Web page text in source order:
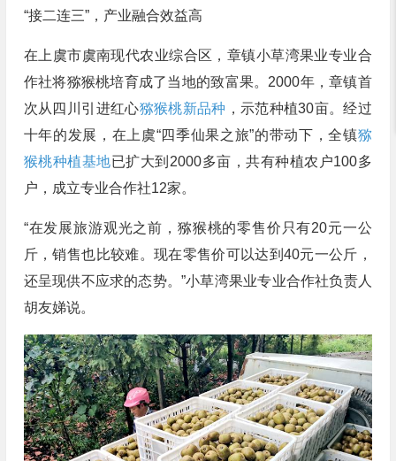
“接二连三”，产业融合效益高
在上虞市虞南现代农业综合区，章镇小草湾果业专业合
作社将猕猴桃培育成了当地的致富果。2000年，章镇首
次从四川引进红心猕猴桃新品种 ，示范种植30亩。经过
十年的发展，在上虞“四季仙果之旅”的带动下，全镇猕
猴桃种植基地已扩大到2000多亩，共有种植农户100多
户，成立专业合作社12家。
“在发展旅游观光之前，猕猴桃的零售价只有20元一公
斤，销售也比较难。现在零售价可以达到40元一公斤，
还呈现供不应求的态势。”小草湾果业专业合作社负责人
胡友娣说。